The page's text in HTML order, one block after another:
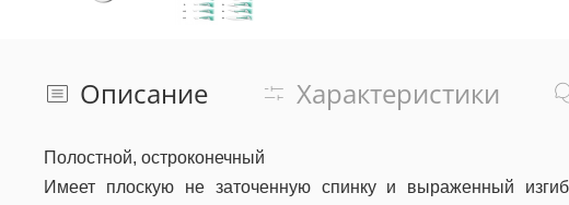
Описание Характеристики
Полостной, остроконечный
Имеет плоскую не заточенную спинку и выраженный